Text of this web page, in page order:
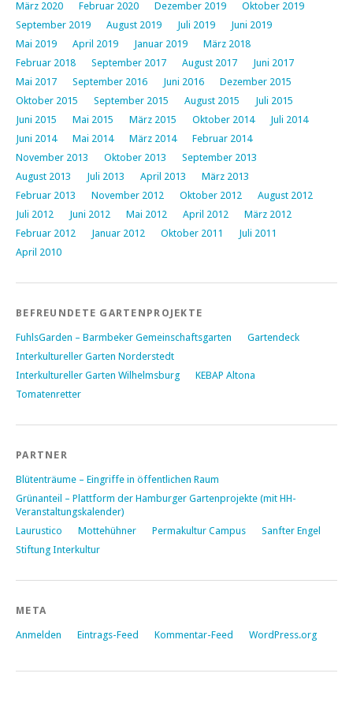
März 2020 Februar 2020 Dezember 2019
Oktober 2019
September 2019
August 2019 Juli 2019
Juni 2019
Mai 2019
April 2019 Januar 2019
März 2018
Februar 2018
September 2017 August 2017
Juni 2017
Mai 2017
September 2016 Juni 2016
Dezember 2015
Oktober 2015
September 2015 August 2015
Juli 2015
Juni 2015
Mai 2015 März 2015 Oktober 2014
Juli 2014
Juni 2014
Mai 2014 März 2014
Februar 2014
November 2013
Oktober 2013
September 2013
August 2013
Juli 2013 April 2013
März 2013
Februar 2013
November 2012 Oktober 2012
August 2012
Juli 2012
Juni 2012 Mai 2012 April 2012
März 2012
Februar 2012
Januar 2012 Oktober 2011
Juli 2011
April 2010
BEFREUNDETE GARTENPROJEKTE
FuhlsGarden – Barmbeker Gemeinschaftsgarten
Gartendeck
Interkultureller Garten Norderstedt
Interkultureller Garten Wilhelmsburg
KEBAP Altona
Tomatenretter
PARTNER
Blütenträume – Eingriffe in öffentlichen Raum
Grünanteil – Plattform der Hamburger Gartenprojekte (mit HH-
Veranstaltungskalender)
Laurustico
Mottehühner Permakultur Campus
Sanfter Engel
Stiftung Interkultur
META
Anmelden Eintrags-Feed Kommentar-Feed WordPress.org